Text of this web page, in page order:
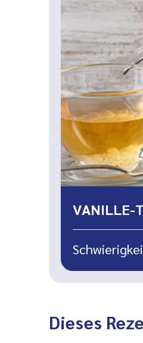
VANILLE-
Dieses